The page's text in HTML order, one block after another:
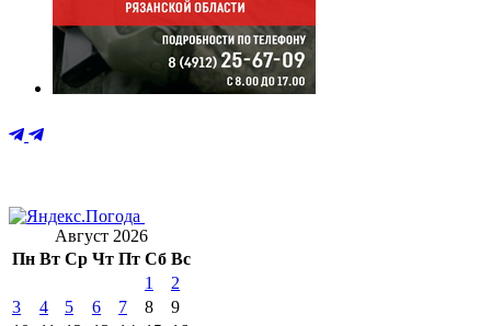
Август 2026
Пн Вт Ср Чт Пт Сб Вс
1
2
3
4 5 6 7 8
9